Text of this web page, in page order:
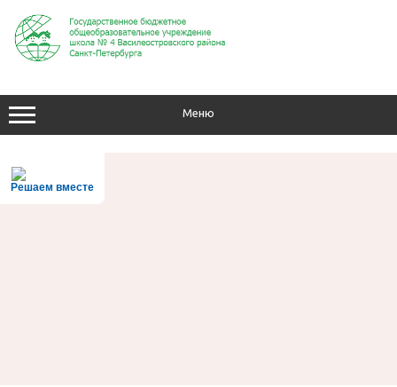
содержимому
Меню
Решаем вместе